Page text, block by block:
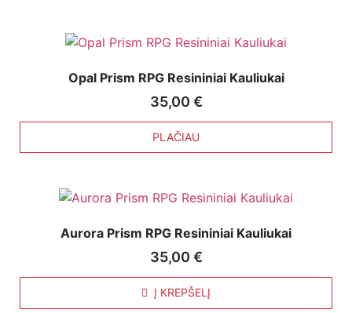
Opal Prism RPG Resininiai Kauliukai
35,00 €
PLAČIAU
Aurora Prism RPG Resininiai Kauliukai
35,00 €
Į KREPŠELĮ